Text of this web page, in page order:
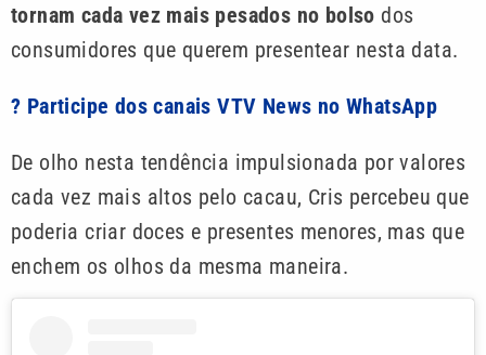
tornam cada vez mais pesados no bolso dos
consumidores que querem presentear nesta data.
? Participe dos canais VTV News no WhatsApp
De olho nesta tendência impulsionada por valores
cada vez mais altos pelo cacau, Cris percebeu que
poderia criar doces e presentes menores, mas que
enchem os olhos da mesma maneira.